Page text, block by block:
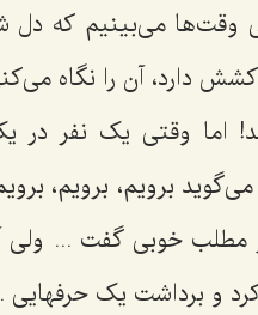
وقت‌ها می‌بینیم که
دارد، آن را نگاه
اما وقتی یک نفر
برویم، برویم،
مطلب خوبی گفت ...
و برداشت یک حرفهایی